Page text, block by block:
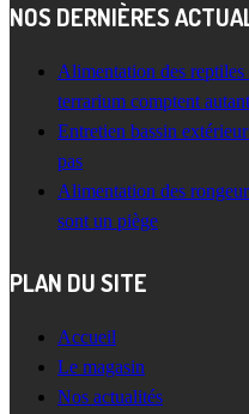
NOS DERNIÈRES
Alimentation des
terrarium comptent autant
Entretien bassin
pas
Alimentation des
sont un piège
PLAN DU SITE
Accueil
Le magasin
Nos actualités